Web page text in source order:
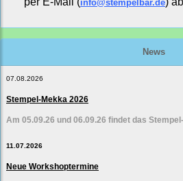
info@stempelbar.de
News
07.08.2026
Stempel-Mekka 2026
Am 05.09.26 und 06.09.26 findet das
11.07.2026
Neue Workshoptermine